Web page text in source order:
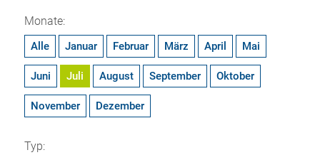
Monate:
Alle Januar Februar März April Mai
Juni Juli August September Oktober
November Dezember
Typ: